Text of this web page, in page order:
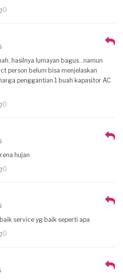
0
hasilnya lumayan bagus.. namun
person belum bisa menjelaskan
penggantian 1 buah kapasitor AC
0
hujan
0
service yg baik seperti apa
0